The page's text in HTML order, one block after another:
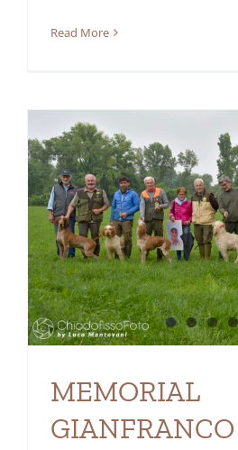
Read More
MEMORIAL
GIANFRANCO